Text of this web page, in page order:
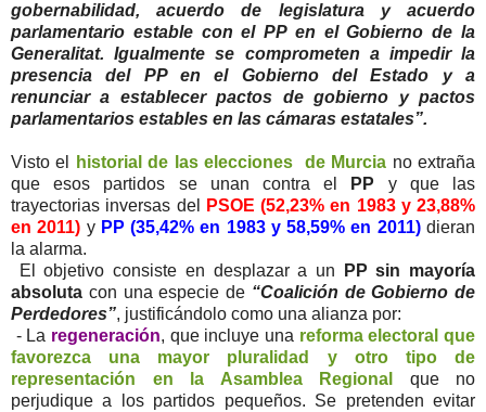
gobernabilidad, acuerdo de legislatura y acuerdo
parlamentario estable con el PP en el Gobierno de la
Generalitat. Igualmente se comprometen a impedir la
presencia del PP en el Gobierno del Estado y a
renunciar a establecer pactos de gobierno y pactos
parlamentarios estables en las cámaras estatales”.
Visto el historial de las elecciones de Murcia no extraña
que esos partidos se unan contra el
PP y que las
trayectorias inversas del
PSOE (52,23% en 1983 y 23,88%
en 2011) y PP (35,42% en 1983 y 58,59% en 2011)dieran
la alarma.
El objetivo consiste en desplazar a un
PP sin mayoría
absoluta con una especie de “Coalición de Gobierno de
Perdedores”, justificándolo como una alianza por:
- La regeneración, que incluye una reforma electoral que
favorezca una mayor pluralidad y otro tipo de
representación en la Asamblea Regional
que no
perjudique a los partidos pequeños. Se pretenden evitar